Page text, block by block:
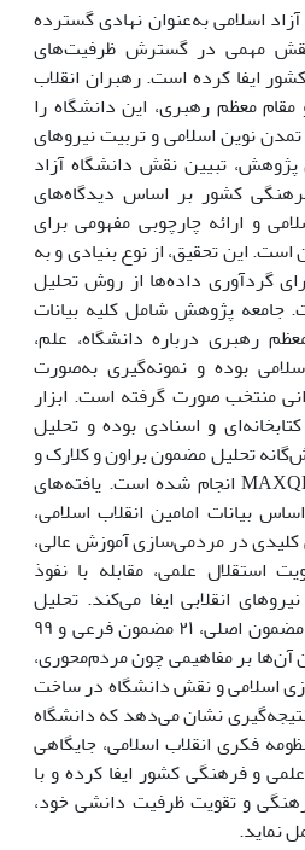
اسلامی به‌عنوان نهادی گسترده
مهمی در گسترش ظرفیت‌های
ایفا کرده است. رهبران انقلاب
معظم رهبری، این دانشگاه را
نوین اسلامی و تربیت نیروهای
تبیین نقش دانشگاه آزاد
کشور بر اساس دیدگاه‌های
و ارائه چارچوبی مفهومی برای
این تحقیق، از نوع بنیادی و به
گردآوری داده‌ها از روش تحلیل
پژوهش شامل کلیه بیانات
رهبری درباره دانشگاه، علم،
بوده و نمونه‌گیری به‌صورت
میان ۱۵ سخنرانی منتخب صورت گرفته است. ابزار
و اسنادی بوده و تحلیل
تحلیل مضمون براون و کلارک و
با استفاده از نرم‌افزار MAXQDA انجام شده است. یافته‌های
بیانات امامین انقلاب اسلامی،
کلیدی در مردمی‌سازی آموزش عالی،
استقلال علمی، مقابله با نفوذ
انقلابی ایفا می‌کند. تحلیل
بیانات منجر به استخراج ۱۰ مضمون اصلی، ۲۱ مضمون فرعی و ۹۹
آن‌ها بر مفاهیمی چون مردم‌محوری،
اسلامی و نقش دانشگاه در ساخت
نشان می‌دهد که دانشگاه
فکری انقلاب اسلامی، جایگاهی
و فرهنگی کشور ایفا کرده و با
و تقویت ظرفیت دانشی خود،
نماید.